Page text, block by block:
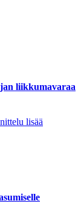
liikkumavaraa
lisää